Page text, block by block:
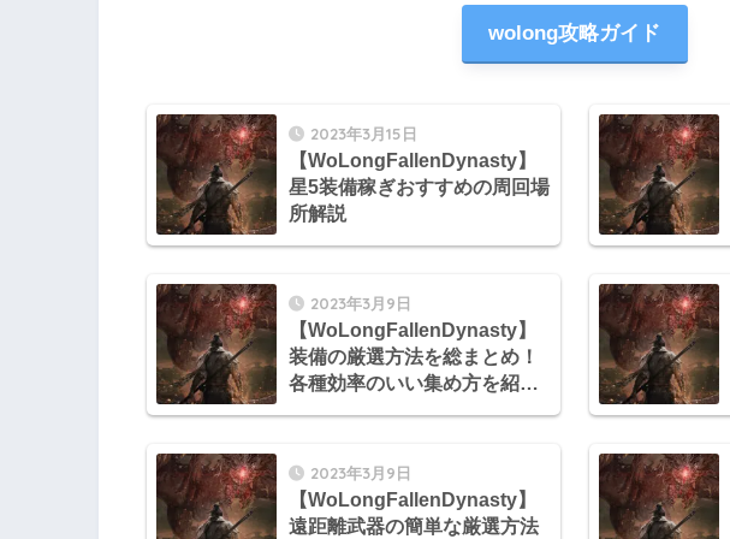
wolong攻略ガイド
2023年3月15日
【WoLongFallenDynasty】
星5装備稼ぎおすすめの周回場
所解説
2023年3月9日
【WoLongFallenDynasty】
装備の厳選方法を総まとめ！
各種効率のいい集め方を紹
2023年3月9日
【WoLongFallenDynasty】
遠距離武器の簡単な厳選方法